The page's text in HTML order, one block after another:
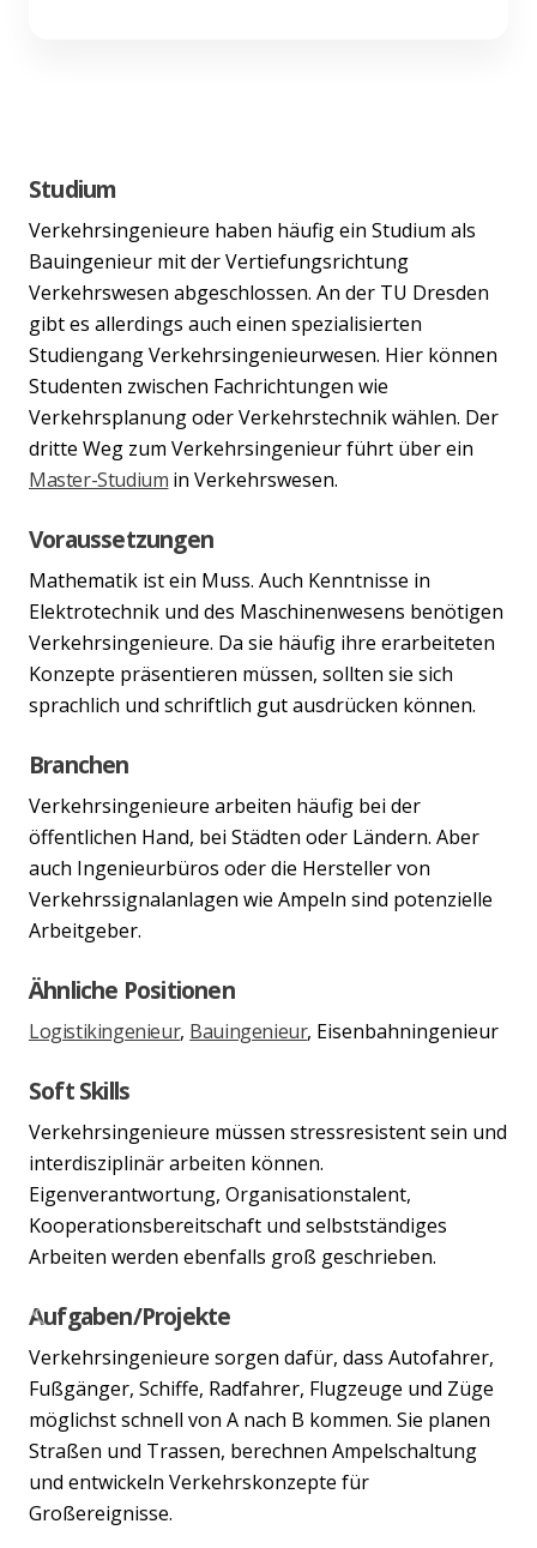
Previous
Studium
Verkehrsingenieure haben häufig ein Studium als
Bauingenieur mit der Vertiefungsrichtung
Verkehrswesen abgeschlossen. An der TU Dresden
gibt es allerdings auch einen spezialisierten
Studiengang Verkehrsingenieurwesen. Hier können
Studenten zwischen Fachrichtungen wie
Verkehrsplanung oder Verkehrstechnik wählen. Der
dritte Weg zum Verkehrsingenieur führt über ein
Master-Studium in Verkehrswesen.
Voraussetzungen
Mathematik ist ein Muss. Auch Kenntnisse in
Elektrotechnik und des Maschinenwesens benötigen
Verkehrsingenieure. Da sie häufig ihre erarbeiteten
Konzepte präsentieren müssen, sollten sie sich
sprachlich und schriftlich gut ausdrücken können.
Branchen
Verkehrsingenieure arbeiten häufig bei der
öffentlichen Hand, bei Städten oder Ländern. Aber
auch Ingenieurbüros oder die Hersteller von
Verkehrssignalanlagen wie Ampeln sind potenzielle
Arbeitgeber.
Ähnliche Positionen
Logistikingenieur, Bauingenieur, Eisenbahningenieur
Soft Skills
Verkehrsingenieure müssen stressresistent sein und
interdisziplinär arbeiten können.
Eigenverantwortung, Organisationstalent,
Kooperationsbereitschaft und selbstständiges
Arbeiten werden ebenfalls groß geschrieben.
Aufgaben/Projekte
Verkehrsingenieure sorgen dafür, dass Autofahrer,
Fußgänger, Schiffe, Radfahrer, Flugzeuge und Züge
möglichst schnell von A nach B kommen. Sie planen
Straßen und Trassen, berechnen Ampelschaltung
und entwickeln Verkehrskonzepte für
Großereignisse.